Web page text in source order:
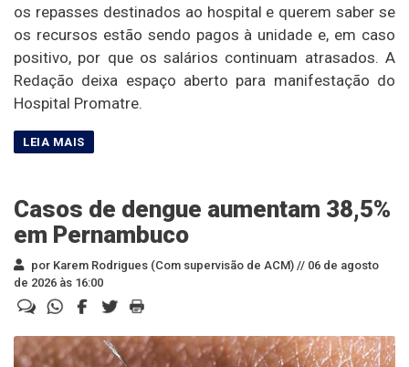
os repasses destinados ao hospital e querem saber se
os recursos estão sendo pagos à unidade e, em caso
positivo, por que os salários continuam atrasados. A
Redação deixa espaço aberto para manifestação do
Hospital Promatre.
Casos de dengue aumentam 38,5%
em Pernambuco
por Karem Rodrigues (Com supervisão de ACM) // 06 de agosto
de 2026 às 16:00